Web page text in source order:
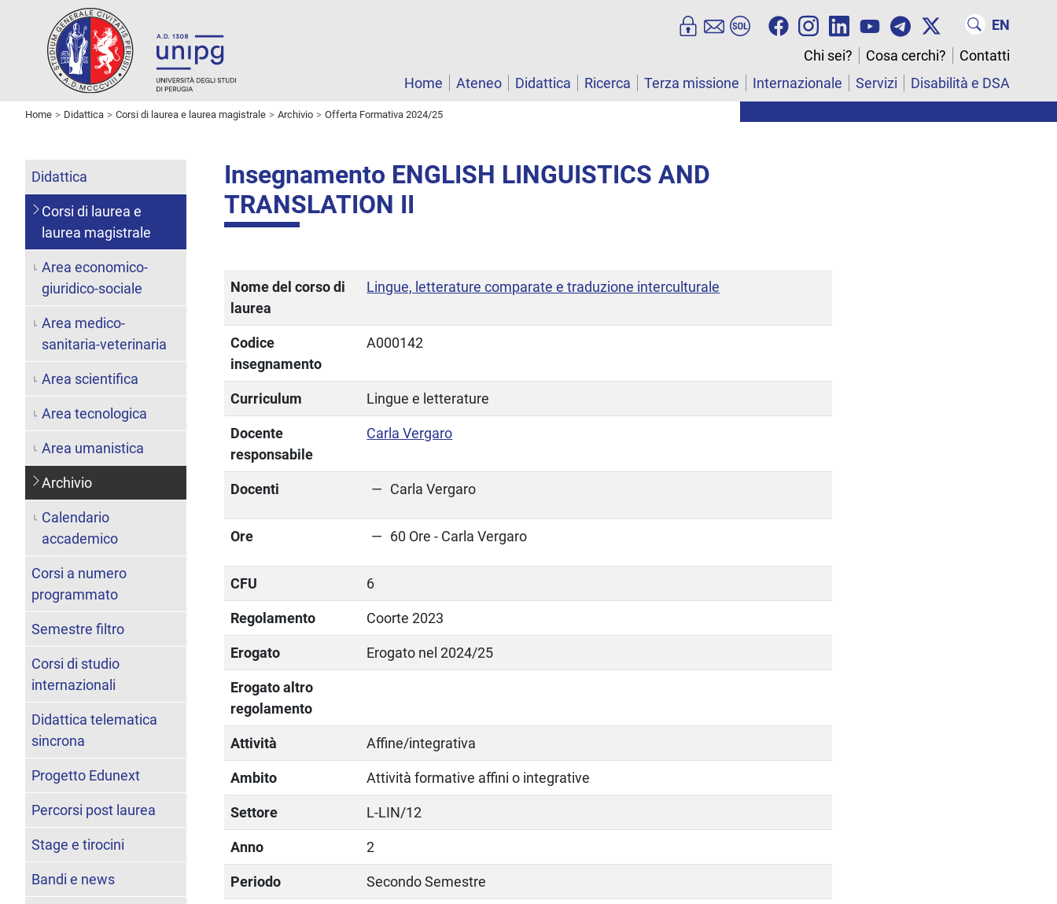
EN
Chi sei?
Cosa cerchi?
Contatti
Home
Ateneo Didattica Ricerca Terza missione Internazionale Servizi Disabilità e DSA
Home Didattica Corsi di laurea e laurea magistrale Archivio Offerta Formativa 2024/25
Insegnamento ENGLISH LINGUISTICS AND
TRANSLATION II
Nome del corso di
laurea
Lingue, letterature comparate e traduzione interculturale
Codice
insegnamento
A000142
Curriculum Lingue e letterature
Docente
responsabile
Carla Vergaro
Docenti Carla Vergaro
Ore 60 Ore - Carla Vergaro
CFU 6
Regolamento Coorte 2023
Erogato Erogato nel 2024/25
Erogato altro
regolamento
Attività Affine/integrativa
Ambito Attività formative affini o integrative
Settore L-LIN/12
Anno 2
Periodo Secondo Semestre
Didattica
Corsi di laurea e
laurea magistrale
Area economico-
giuridico-sociale
Area medico-
sanitaria-veterinaria
Area scientifica
Area tecnologica
Area umanistica
Archivio
Calendario
accademico
Corsi a numero
programmato
Semestre filtro
Corsi di studio
internazionali
Didattica telematica
sincrona
Progetto Edunext
Percorsi post laurea
Stage e tirocini
Bandi e news